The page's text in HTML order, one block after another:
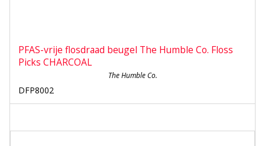
PFAS-vrije flosdraad beugel The Humble Co. Floss
Picks CHARCOAL
The Humble Co.
DFP8002